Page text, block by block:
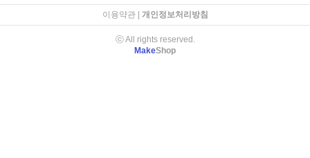
이용약관| 개인정보처리방침
ⓒ All rights reserved.
MakeShop